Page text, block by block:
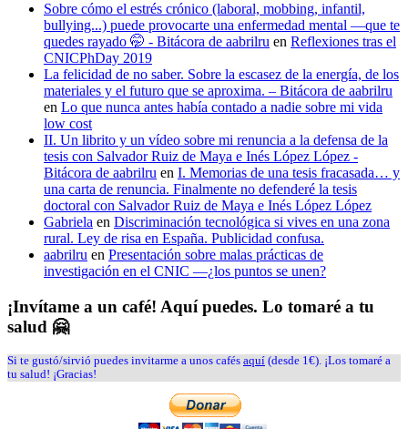
Sobre cómo el estrés crónico (laboral, mobbing, infantil,
bullying...) puede provocarte una enfermedad mental —que te
quedes rayado 🤭 - Bitácora de aabrilru en Reflexiones tras el
CNICPhDay 2019
La felicidad de no saber. Sobre la escasez de la energía, de los
materiales y el futuro que se aproxima. – Bitácora de aabrilru
en Lo que nunca antes había contado a nadie sobre mi vida
low cost
II. Un librito y un vídeo sobre mi renuncia a la defensa de la
tesis con Salvador Ruiz de Maya e Inés López López -
Bitácora de aabrilru en I. Memorias de una tesis fracasada… y
una carta de renuncia. Finalmente no defenderé la tesis
doctoral con Salvador Ruiz de Maya e Inés López López
Gabriela en Discriminación tecnológica si vives en una zona
rural. Ley de risa en España. Publicidad confusa.
aabrilru en Presentación sobre malas prácticas de
investigación en el CNIC —¿los puntos se unen?
¡Invítame a un café! Aquí puedes. Lo tomaré a tu
salud 🤗
Si te gustó/sirvió puedes invitarme a unos cafés aquí (desde 1€). ¡Los tomaré a
tu salud! ¡Gracias!